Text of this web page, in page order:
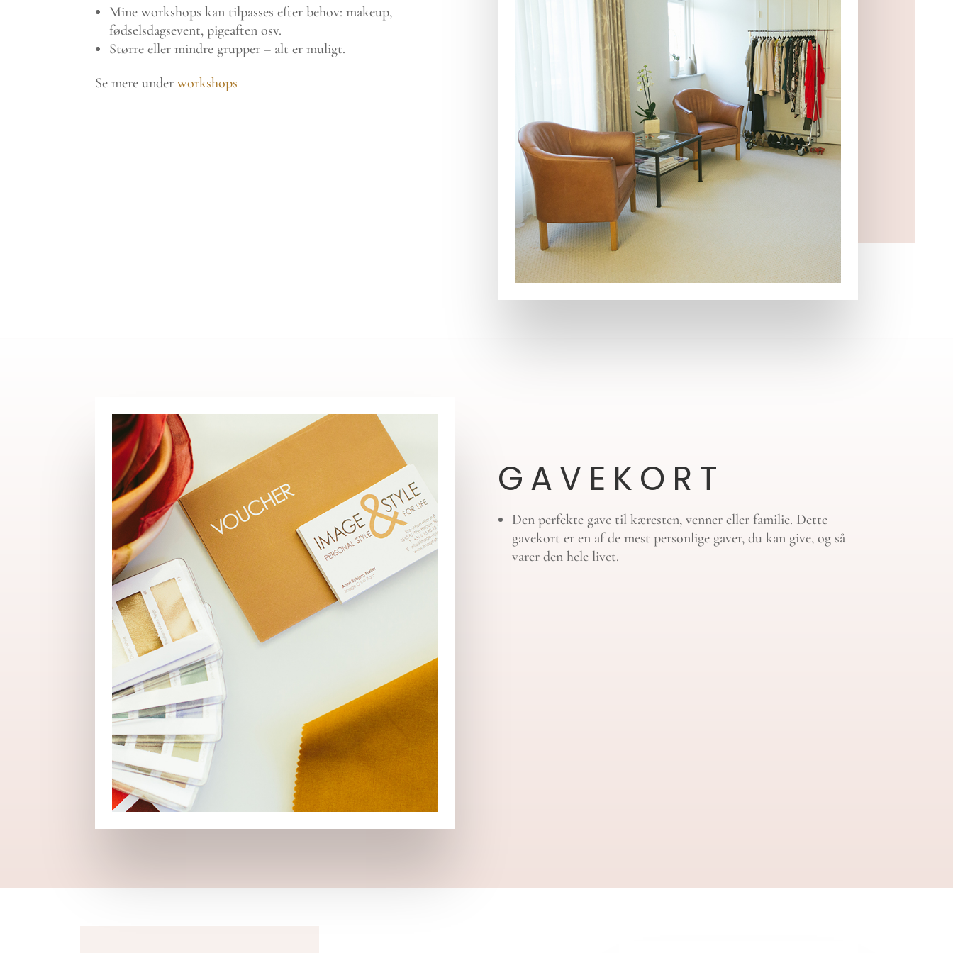
Mine workshops kan tilpasses efter behov: makeup,
fødselsdagsevent, pigeaften osv.
Større eller mindre grupper – alt er muligt.
Se mere underworkshops
GAVEKORT
Den perfekte gave til kæresten, venner eller familie. Dette
gavekort er en af de mest personlige gaver, du kan give, og så
varer den hele livet.